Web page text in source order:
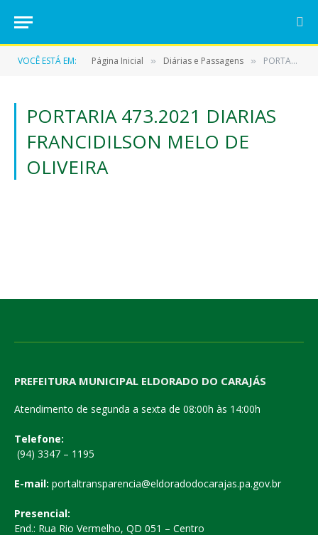
VOCÊ ESTÁ EM: Página Inicial » Diárias e Passagens » PORTARIA 473.2021 DIARIAS FRANCIDILSON MELO DE OLIVEIRA
PORTARIA 473.2021 DIARIAS
FRANCIDILSON MELO DE
OLIVEIRA
PREFEITURA MUNICIPAL ELDORADO DO CARAJÁS
Atendimento de segunda a sexta de 08:00h às 14:00h
Telefone:
(94) 3347 – 1195
E-mail: portaltransparencia@eldoradodocarajas.pa.gov.br
Presencial:
End.: Rua Rio Vermelho, QD 051 – Centro